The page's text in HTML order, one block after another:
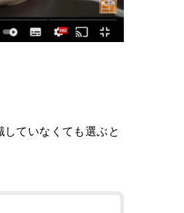
ていなくても選ぶと